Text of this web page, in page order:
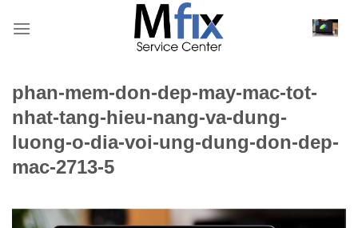
qua
phan-mem-don-dep-may-mac-tot-
nhat-tang-hieu-nang-va-dung-
luong-o-dia-voi-ung-dung-don-dep-
mac-2713-5